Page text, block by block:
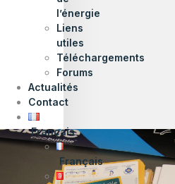
l’énergie
Liens
utiles
Téléchargements
Forums
Actualités
Contact
Français
Français